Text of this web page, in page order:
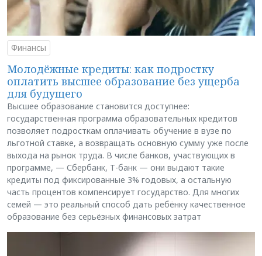
Финансы
Молодёжные кредиты: как подростку
оплатить высшее образование без ущерба
для будущего
Высшее образование становится доступнее:
государственная программа образовательных кредитов
позволяет подросткам оплачивать обучение в вузе по
льготной ставке, а возвращать основную сумму уже после
выхода на рынок труда. В числе банков, участвующих в
программе, — Сбербанк, Т-банк — они выдают такие
кредиты под фиксированные 3% годовых, а остальную
часть процентов компенсирует государство. Для многих
семей — это реальный способ дать ребёнку качественное
образование без серьёзных финансовых затрат